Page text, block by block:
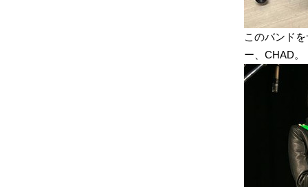
このバンド
ー、CHAD。